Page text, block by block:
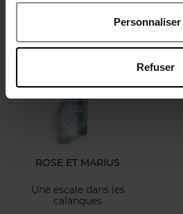
Personnaliser
Refuser
ROSE ET MARIUS
Une escale dans les
calanques